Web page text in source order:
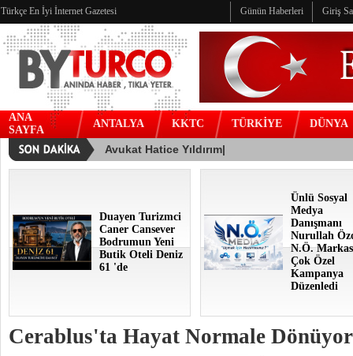
Türkçe En İyi İnternet Gazetesi Günün Haberleri Giriş
ANA
SAYFA
ANTALYA KKTC TÜRKİYE DÜNYA
Duayen Turizmci
Caner Cansever
Bodrumun Yeni
Butik Oteli Deniz
61 'de
Ünlü Sosyal
Medya
Danışmanı
Nurullah
N.Ö.
Çok Özel
Kampanya
Düzenledi
Cerablus'ta Hayat Normale Dönüyor